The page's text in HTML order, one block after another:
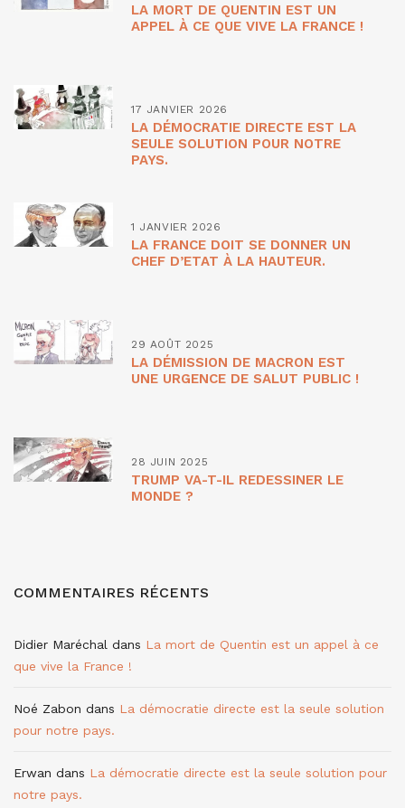
LA MORT DE QUENTIN EST UN
APPEL À CE QUE VIVE LA FRANCE !
17 JANVIER 2026
LA DÉMOCRATIE DIRECTE EST LA
SEULE SOLUTION POUR NOTRE
PAYS.
1 JANVIER 2026
LA FRANCE DOIT SE DONNER UN
CHEF D’ETAT À LA HAUTEUR.
29 AOÛT 2025
LA DÉMISSION DE MACRON EST
UNE URGENCE DE SALUT PUBLIC !
28 JUIN 2025
TRUMP VA-T-IL REDESSINER LE
MONDE ?
COMMENTAIRES RÉCENTS
Didier Maréchal dans La mort de Quentin est un appel à ce
que vive la France !
Noé Zabon dans La démocratie directe est la seule solution
pour notre pays.
Erwan dans La démocratie directe est la seule solution pour
notre pays.